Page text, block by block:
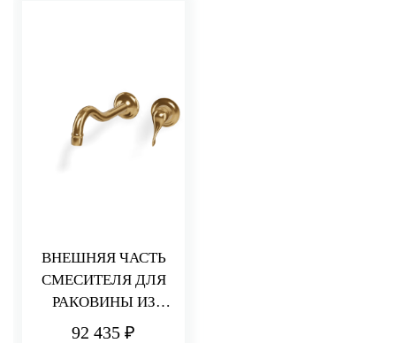
ВНЕШНЯЯ ЧАСТЬ
СМЕСИТЕЛЯ ДЛЯ
РАКОВИНЫ ИЗ
СТЕНЫ 227 ММ
92 435 ₽